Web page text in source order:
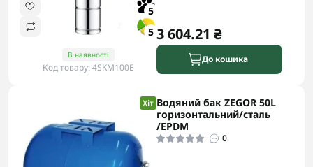
5
5
В наявності
Код товару: 4SKM100E
3 604.21 ₴
До кошика
Хіт Водяний бак ZEGOR 50L
горизонтальний/сталь
/EPDM
0